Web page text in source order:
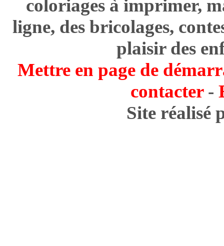
coloriages à imprimer,
ligne, des bricolages,
plaisir des
Mettre en page de
contacter-
Site réalisé